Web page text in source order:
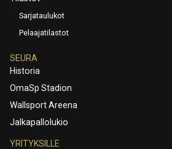
Sarjataulukot
Pelaajatilastot
SEURA
Historia
OmaSp Stadion
Wallsport Areena
Jalkapallolukio
YRITYKSILLE